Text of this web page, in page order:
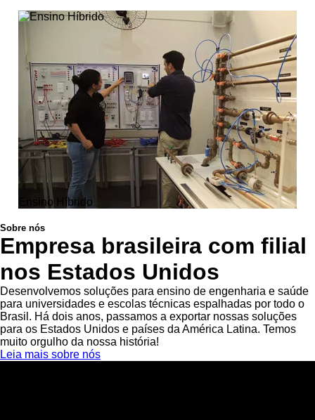
Ensino Híbrido
Sobre nós
Empresa brasileira com filial
nos Estados Unidos
Desenvolvemos soluções para ensino de engenharia e saúde
para universidades e escolas técnicas espalhadas por todo o
Brasil. Há dois anos, passamos a exportar nossas soluções
para os Estados Unidos e países da América Latina. Temos
muito orgulho da nossa história!
Leia mais sobre nós